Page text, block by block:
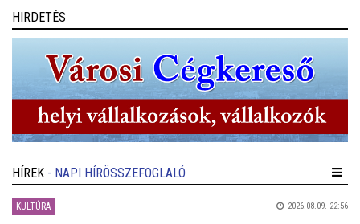
HIRDETÉS
HÍREK - NAPI HÍRÖSSZEFOGLALÓ
KULTÚRA 2026.08.09. 22:56